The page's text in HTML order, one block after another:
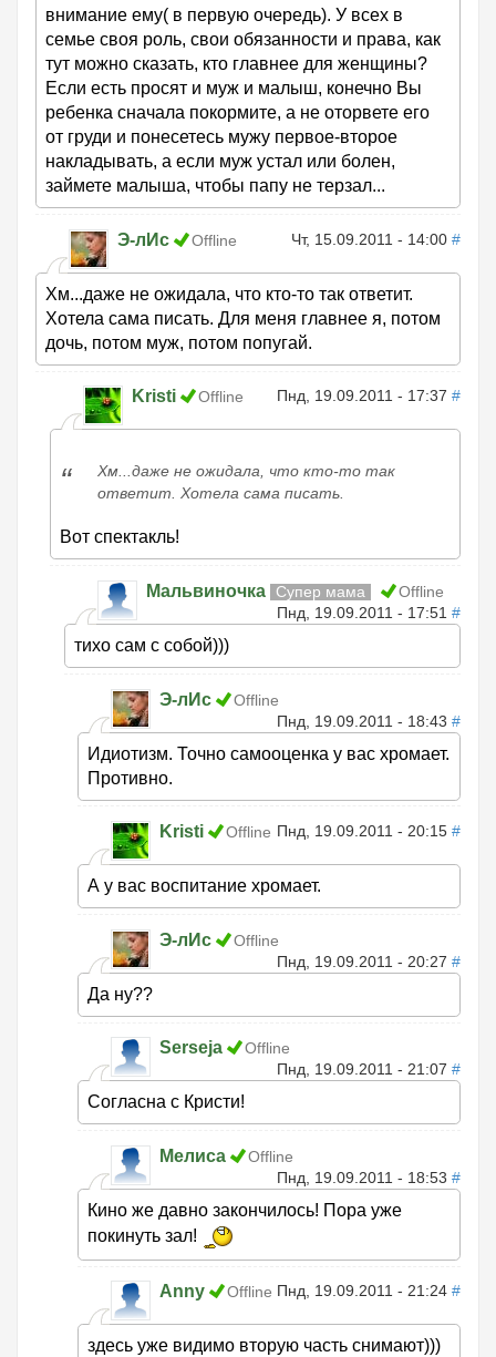
внимание ему( в первую очередь). У всех в
семье своя роль, свои обязанности и права, как
тут можно сказать, кто главнее для женщины?
Если есть просят и муж и малыш, конечно Вы
ребенка сначала покормите, а не оторвете его
от груди и понесетесь мужу первое-второе
накладывать, а если муж устал или болен,
займете малыша, чтобы папу не терзал...
Э-лИс Offline Чт, 15.09.2011 - 14:00 #
Хм...даже не ожидала, что кто-то так ответит.
Хотела сама писать. Для меня главнее я, потом
дочь, потом муж, потом попугай.
Kristi Offline Пнд, 19.09.2011 - 17:37 #
Хм...даже не ожидала, что кто-то так
ответит. Хотела сама писать.
Вот спектакль!
Мальвиночка Супер мама
Offline
Пнд, 19.09.2011 - 17:51 #
тихо сам с собой)))
Э-лИс
Offline
Пнд, 19.09.2011 - 18:43 #
Идиотизм. Точно самооценка у вас хромает.
Противно.
Kristi Offline Пнд, 19.09.2011 - 20:15 #
А у вас воспитание хромает.
Э-лИс
Offline
Пнд, 19.09.2011 - 20:27 #
Да ну??
Serseja
Offline
Пнд, 19.09.2011 - 21:07 #
Согласна с Кристи!
Мелиса
Offline
Пнд, 19.09.2011 - 18:53 #
Кино же давно закончилось! Пора уже
покинуть зал!
Anny Offline Пнд, 19.09.2011 - 21:24 #
здесь уже видимо вторую часть снимают)))